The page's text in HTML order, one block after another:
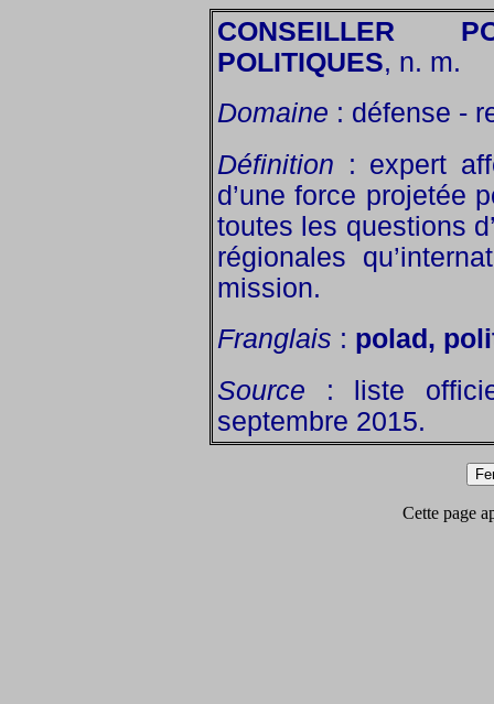
CONSEILLER
POLITIQUES, n. m.
Domaine : défense -
Définition : expert
d’une force projetée
toutes les questions
régionales
mission.
Franglais : polad,
Source : liste
septembre 2015.
Cette page